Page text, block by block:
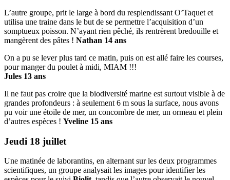
L’autre groupe, prit le large à bord du resplendissant O’Taquet et
utilisa une traine dans le but de se permettre l’acquisition d’un
somptueux poisson. N’ayant rien pêché, ils rentrèrent bredouille et
mangèrent des pâtes ! Nathan 14 ans
On a pu se lever plus tard ce matin, puis on est allé faire les courses,
pour manger du poulet à midi, MIAM !!!
Jules 13 ans
Il ne faut pas croire que la biodiversité marine est surtout visible à de
grandes profondeurs : à seulement 6 m sous la surface, nous avons
pu voir une étoile de mer, un concombre de mer, un ormeau et plein
d’autres espèces ! Yveline 15 ans
Jeudi 18 juillet
Une matinée de laborantins, en alternant sur les deux programmes
scientifiques, un groupe analysait les images pour identifier les